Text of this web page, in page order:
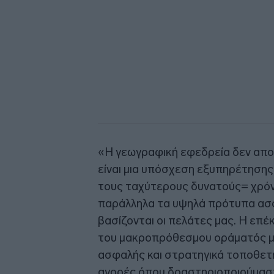
«Η γεωγραφική εφεδρεία δεν
είναι μια υπόσχεση
τους ταχύτερους δυνατούς=
παράλληλα τα υψηλά πρότυπα
βασίζονται οι πελάτες μας. Η
του μακροπρόθεσμου οράματός
ασφαλής και στρατηγικά